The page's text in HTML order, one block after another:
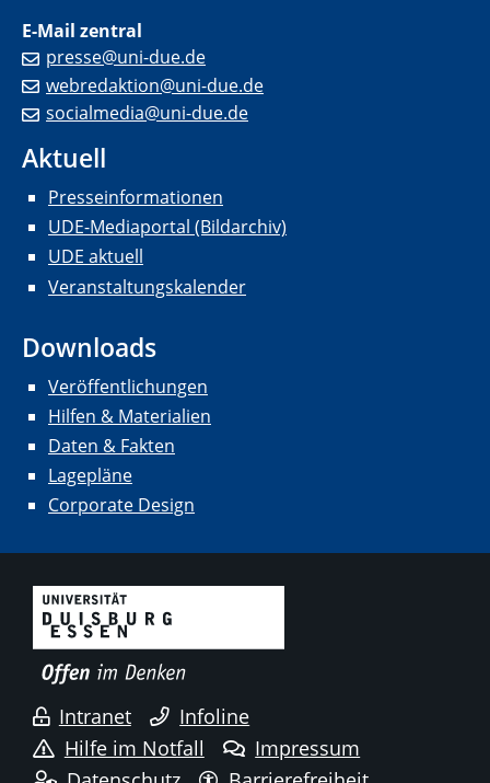
E-Mail zentral
presse@uni-due.de
webredaktion@uni-due.de
socialmedia@uni-due.de
Aktuell
Presseinformationen
UDE-Mediaportal (Bildarchiv)
UDE aktuell
Veranstaltungskalender
Downloads
Veröffentlichungen
Hilfen & Materialien
Daten & Fakten
Lagepläne
Corporate Design
Intranet
Infoline
Hilfe im Notfall
Impressum